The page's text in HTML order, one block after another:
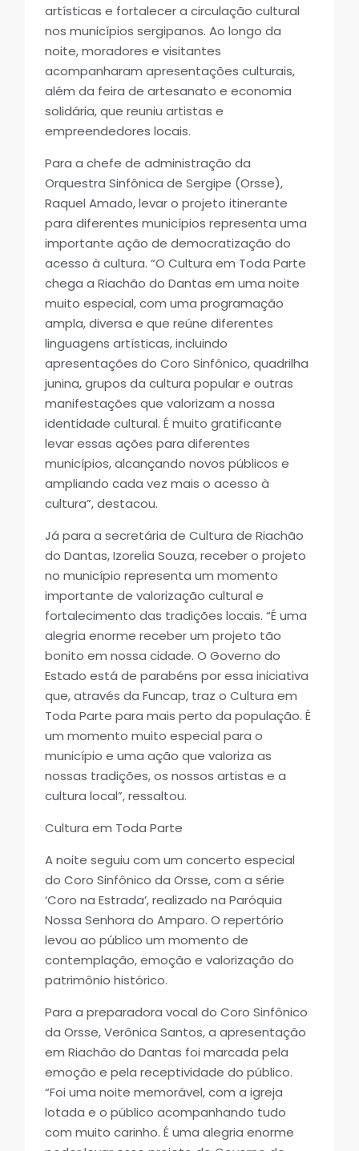
artísticas e fortalecer a circulação cultural
nos municípios sergipanos. Ao longo da
noite, moradores e visitantes
acompanharam apresentações culturais,
além da feira de artesanato e economia
solidária, que reuniu artistas e
empreendedores locais.
Para a chefe de administração da
Orquestra Sinfônica de Sergipe (Orsse),
Raquel Amado, levar o projeto itinerante
para diferentes municípios representa uma
importante ação de democratização do
acesso à cultura. “O Cultura em Toda Parte
chega a Riachão do Dantas em uma noite
muito especial, com uma programação
ampla, diversa e que reúne diferentes
linguagens artísticas, incluindo
apresentações do Coro Sinfônico, quadrilha
junina, grupos da cultura popular e outras
manifestações que valorizam a nossa
identidade cultural. É muito gratificante
levar essas ações para diferentes
municípios, alcançando novos públicos e
ampliando cada vez mais o acesso à
cultura”, destacou.
Já para a secretária de Cultura de Riachão
do Dantas, Izorelia Souza, receber o projeto
no município representa um momento
importante de valorização cultural e
fortalecimento das tradições locais. “É uma
alegria enorme receber um projeto tão
bonito em nossa cidade. O Governo do
Estado está de parabéns por essa iniciativa
que, através da Funcap, traz o Cultura em
Toda Parte para mais perto da população. É
um momento muito especial para o
município e uma ação que valoriza as
nossas tradições, os nossos artistas e a
cultura local”, ressaltou.
Cultura em Toda Parte
A noite seguiu com um concerto especial
do Coro Sinfônico da Orsse, com a série
‘Coro na Estrada’, realizado na Paróquia
Nossa Senhora do Amparo. O repertório
levou ao público um momento de
contemplação, emoção e valorização do
patrimônio histórico.
Para a preparadora vocal do Coro Sinfônico
da Orsse, Verônica Santos, a apresentação
em Riachão do Dantas foi marcada pela
emoção e pela receptividade do público.
“Foi uma noite memorável, com a igreja
lotada e o público acompanhando tudo
com muito carinho. É uma alegria enorme